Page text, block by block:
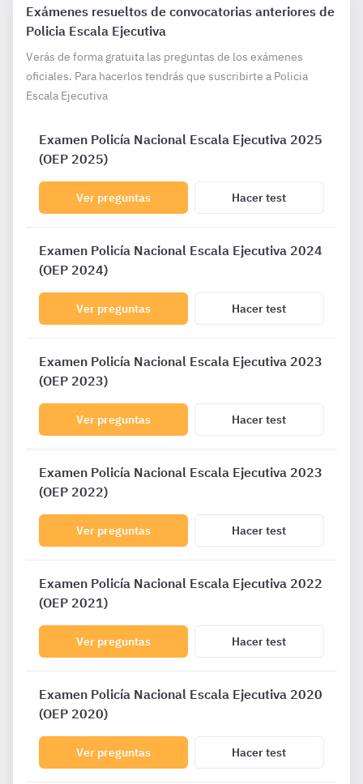
Exámenes resueltos de convocatorias anteriores de
Policia Escala Ejecutiva
Verás de forma gratuita las preguntas de los exámenes
oficiales. Para hacerlos tendrás que suscribirte a Policia
Escala Ejecutiva
Examen Policía Nacional Escala Ejecutiva 2025
(OEP 2025)
Ver preguntas Hacer test
Examen Policía Nacional Escala Ejecutiva 2024
(OEP 2024)
Ver preguntas Hacer test
Examen Policía Nacional Escala Ejecutiva 2023
(OEP 2023)
Ver preguntas Hacer test
Examen Policía Nacional Escala Ejecutiva 2023
(OEP 2022)
Ver preguntas Hacer test
Examen Policía Nacional Escala Ejecutiva 2022
(OEP 2021)
Ver preguntas Hacer test
Examen Policía Nacional Escala Ejecutiva 2020
(OEP 2020)
Ver preguntas Hacer test